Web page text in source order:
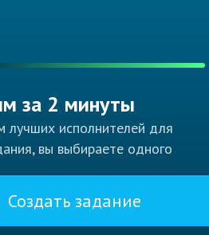
за 2 минуты
лучших исполнителей для
вы выбираете одного
Создать задание